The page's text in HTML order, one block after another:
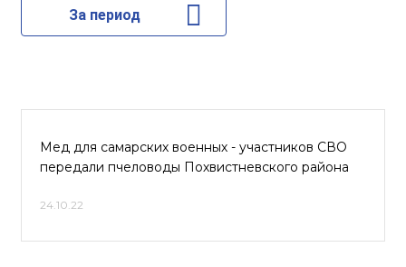
За период
Мед для самарских военных - участников СВО
передали пчеловоды Похвистневского района
24.10.22